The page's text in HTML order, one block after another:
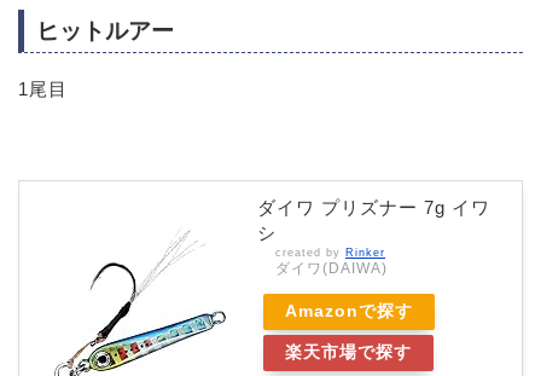
ヒットルアー
1尾目
ダイワ プリズナー 7g イワ
シ
created by Rinker
ダイワ(DAIWA)
Amazonで探す
楽天市場で探す